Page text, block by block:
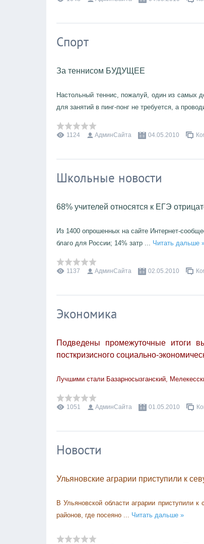
Спорт
За теннисом БУДУЩЕЕ
Настольный теннис, пожалуй, один из самых
для занятий в пинг-понг не требуется, а
1124 АдминСайта 04.05.2010
Школьные новости
68% учителей относятся к ЕГЭ
Из 1400 опрошенных на сайте Интернет-
благо для России; 14% затр ... Читать дальше
1137 АдминСайта 02.05.2010
Экономика
Подведены промежуточные итоги
посткризисного социально-
Лучшими стали Базарносызганский,
1051 АдминСайта 01.05.2010
Новости
Ульяновские аграрии приступили к
В Ульяновской области аграрии приступили
районов, где посеяно ... Читать дальше »